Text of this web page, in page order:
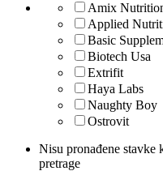
Amix
Applied
Basic
Biotech Usa
Extrifit
Haya Labs
Naughty Boy
Ostrovit
Nisu pronađene stavke
pretrage